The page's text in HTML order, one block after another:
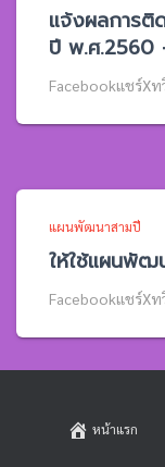
แจ้งผลการติ
ปี พ.ศ.2560
Facebookแชร์Xท
แผนพัฒนาสามปี
ให้ใช้แผนพั
Facebookแชร์Xท
หน้าแรก